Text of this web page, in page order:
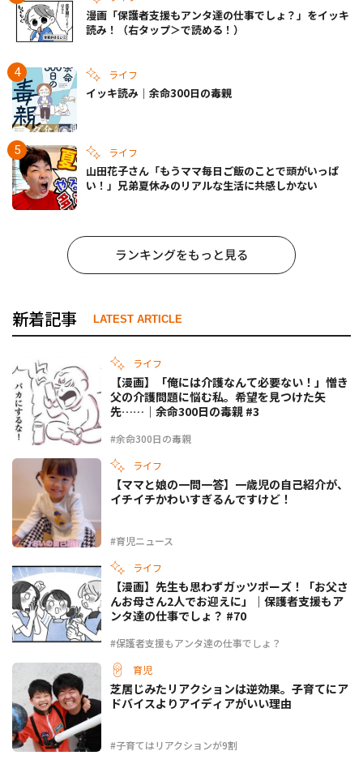
漫画「保護者支援もアンタ達の仕事でしょ？」をイッキ
読み！（右タップ＞で読める！）
ライフ
イッキ読み｜余命300日の毒親
ライフ
山田花子さん「もうママ毎日ご飯のことで頭がいっぱ
い！」兄弟夏休みのリアルな生活に共感しかない
ランキングをもっと見る
新着記事 LATEST ARTICLE
ライフ
#余命300日の毒親
【漫画】「俺には介護なんて必要ない！」憎き
父の介護問題に悩む私。希望を見つけた矢
先……｜余命300日の毒親 #3
ライフ
#育児ニュース
【ママと娘の一問一答】一歳児の自己紹介が、
イチイチかわいすぎるんですけど！
ライフ
#保護者支援もアンタ達の仕事でしょ？
【漫画】先生も思わずガッツポーズ！「お父さ
んお母さん2人でお迎えに」｜保護者支援もア
ンタ達の仕事でしょ？ #70
育児
#子育てはリアクションが9割
芝居じみたリアクションは逆効果。子育てにア
ドバイスよりアイディアがいい理由